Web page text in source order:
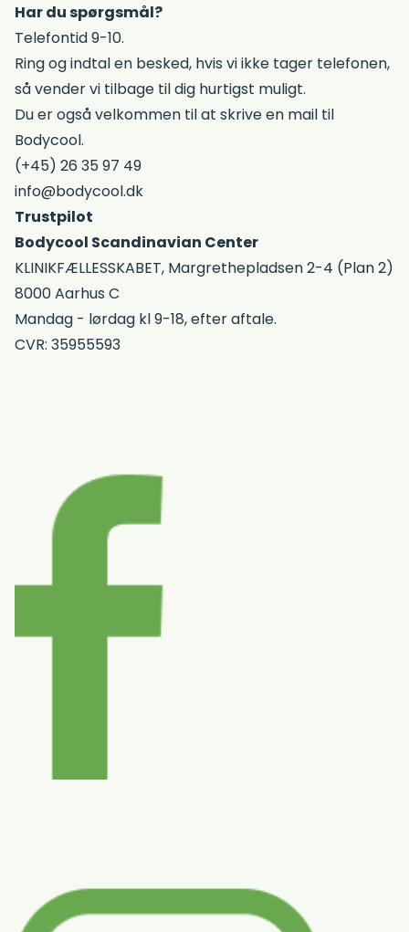
Har du spørgsmål?
Telefontid 9-10.
Ring og indtal en besked, hvis vi ikke tager telefonen,
så vender vi tilbage til dig hurtigst muligt.
Du er også velkommen til at skrive en mail til
Bodycool.
(+45) 26 35 97 49
info@bodycool.dk
Trustpilot
Bodycool Scandinavian Center
KLINIKFÆLLESSKABET, Margrethepladsen 2-4 (Plan 2)
8000 Aarhus C
Mandag - lørdag kl 9-18, efter aftale.
CVR: 35955593